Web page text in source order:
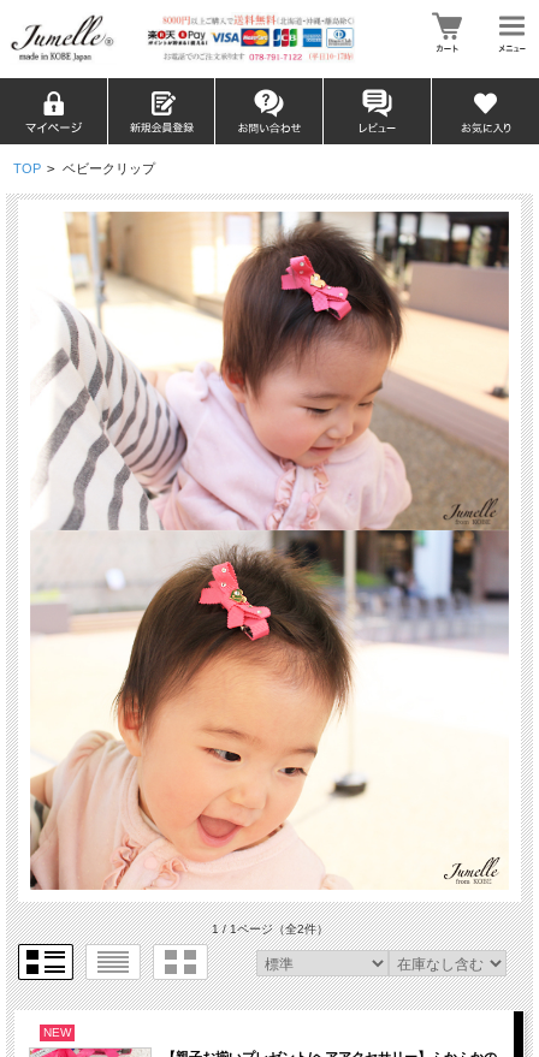
TOP > ベビークリップ
1 / 1ページ（全2件）
NEW